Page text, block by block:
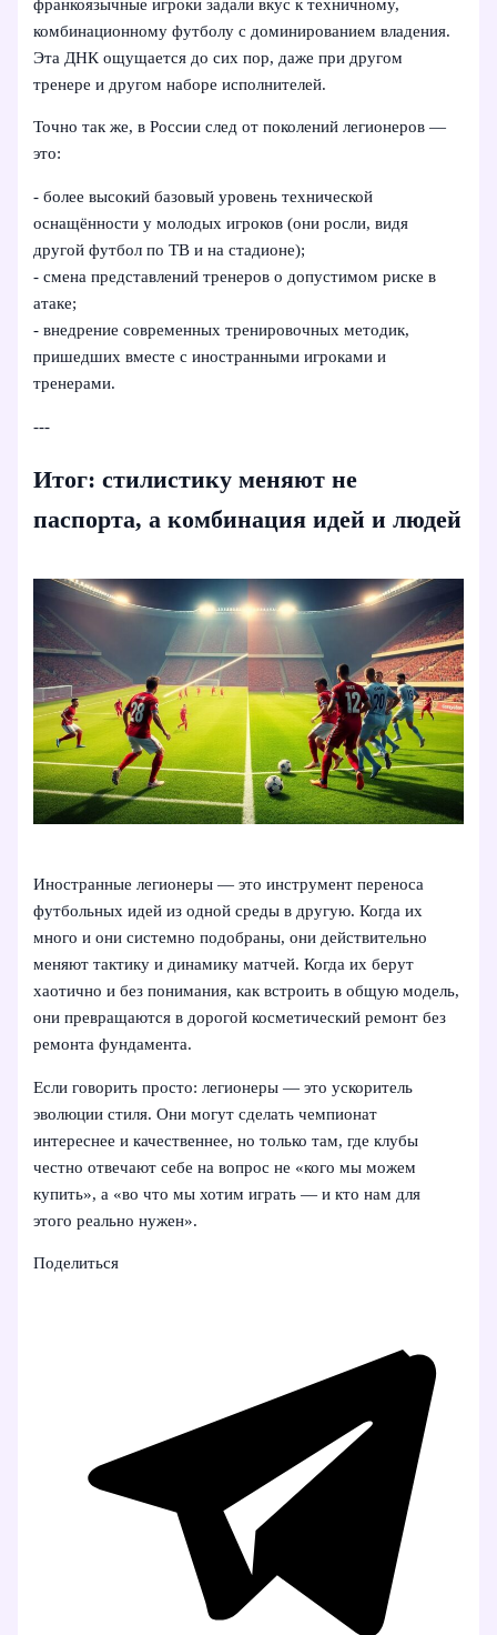
франкоязычные игроки задали вкус к техничному,
комбинационному футболу с доминированием владения.
Эта ДНК ощущается до сих пор, даже при другом
тренере и другом наборе исполнителей.
Точно так же, в России след от поколений легионеров —
это:
- более высокий базовый уровень технической
оснащённости у молодых игроков (они росли, видя
другой футбол по ТВ и на стадионе);
- смена представлений тренеров о допустимом риске в
атаке;
- внедрение современных тренировочных методик,
пришедших вместе с иностранными игроками и
тренерами.
---
Итог: стилистику меняют не
паспорта, а комбинация идей и людей
Иностранные легионеры — это инструмент переноса
футбольных идей из одной среды в другую. Когда их
много и они системно подобраны, они действительно
меняют тактику и динамику матчей. Когда их берут
хаотично и без понимания, как встроить в общую модель,
они превращаются в дорогой косметический ремонт без
ремонта фундамента.
Если говорить просто: легионеры — это ускоритель
эволюции стиля. Они могут сделать чемпионат
интереснее и качественнее, но только там, где клубы
честно отвечают себе на вопрос не «кого мы можем
купить», а «во что мы хотим играть — и кто нам для
этого реально нужен».
Поделиться